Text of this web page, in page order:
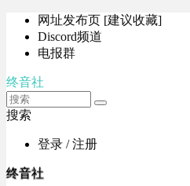
网址发布页 [建议收藏]
Discord频道
电报群
终音社
搜索
登录 / 注册
终音社